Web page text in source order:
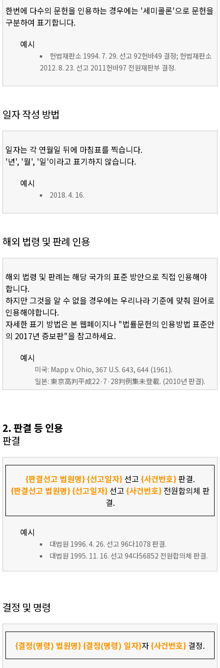
한번에 다수의 문헌을 인용하는 경우에는 '세미콜론'으로 문헌을
구분하여 표기합니다.
예시
헌법재판소 1994. 7. 29. 선고 92헌바49 결정; 헌법재판소
2012. 8. 23. 선고 2011헌바97 전원재판부 결정.
일자 작성 방법
일자는 각 연월일 뒤에 마침표를 찍습니다.
'년', '월', '일'이라고 표기하지 않습니다.
예시
2018. 4. 16.
해외 법령 및 판례 인용
해외 법령 및 판례는 해당 국가의 표준 방안으로 직접 인용해야
합니다.
하지만 그것을 알 수 없을 경우에는 우리나라 기준에 맞춰 원어로
인용해야합니다.
자세한 표기 방법은 본 웹페이지나 "법률문헌의 인용방법 표준안
의 2017년 증보판"을 참고하세요.
예시
미국: Mapp v. Ohio, 367 U.S. 643, 644 (1961).
일본: 東京高判平成22·7·28判例集未登載. (2010년 판결).
2. 판결 등 인용
판결
{판결선고 법원명}{선고일자}선고 {사건번호}판결.
{판결선고 법원명}{선고일자}선고 {사건번호}전원합의체 판
결.
예시
대법원 1996. 4. 26. 선고 96다1078 판결.
대법원 1995. 11. 16. 선고 94다56852 전원합의체 판결.
결정 및 명령
{결정(명령) 법원명}{결정(명령) 일자}자{사건번호} 결정.